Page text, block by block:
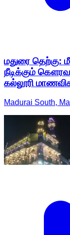
மதுரை தெற்கு:
நீடிக்கும் கௌரவ
கல்லூரி
Madurai South,